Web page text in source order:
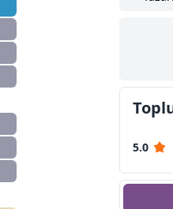
5.0